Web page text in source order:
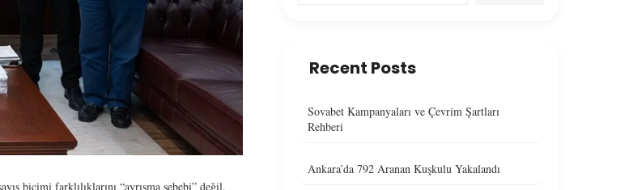
biçimi farklılıklarını “ayrışma sebebi” değil,
Recent Posts
Sovabet Kampanyaları ve Çevrim Şartları
Rehberi
Ankara’da 792 Aranan Kuşkulu Yakalandı